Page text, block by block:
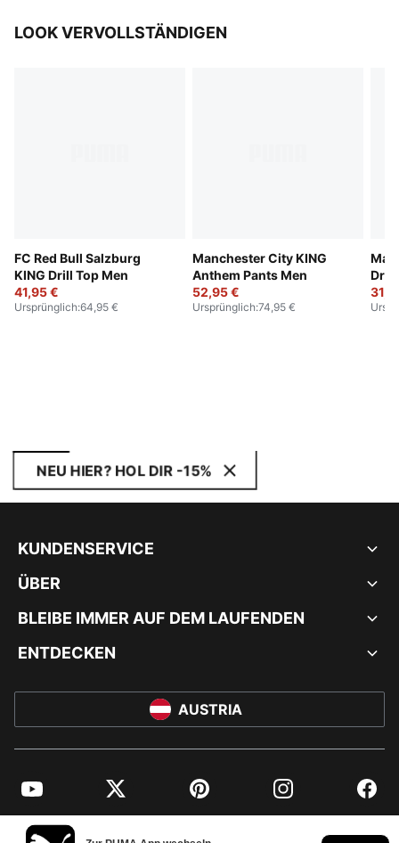
LOOK VERVOLLSTÄNDIGEN
FC Red Bull Salzburg
KING Drill Top Men
41,95 €
Ursprünglich:64,95 €
Manchester City KING
Anthem Pants Men
52,95 €
Ursprünglich:74,95 €
Drill
NEU HIER? HOL DIR -15%
KUNDENSERVICE
ÜBER
BLEIBE IMMER AUF DEM LAUFENDEN
ENTDECKEN
AUSTRIA
YouTube Twitter Pinterest Instagram
© PUMA EUROPE GMBH, 2026. ALLE RECHTE VORBEHALTEN